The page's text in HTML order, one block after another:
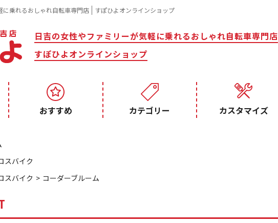
乗れるおしゃれ自転車専門店 すぽひよオンラインショップ
日吉の女性やファミリーが気軽に乗れるおしゃれ自転車専門店
すぽひよオンラインショップ
おすすめ カテゴリー カスタマイズ
スバイク
スバイク コーダーブルーム